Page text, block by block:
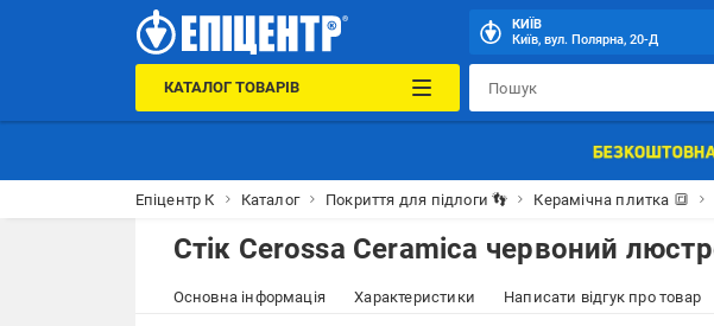
КИЇВ
Київ, вул. Полярна, 20-Д
КАТАЛОГ ТОВАРІВ
Епіцентр К Каталог Покриття для підлоги 👣 Керамічна плитка 🔳
Стік Cerossa Ceramica червоний
Основна інформація Характеристики Написати відгук про товар